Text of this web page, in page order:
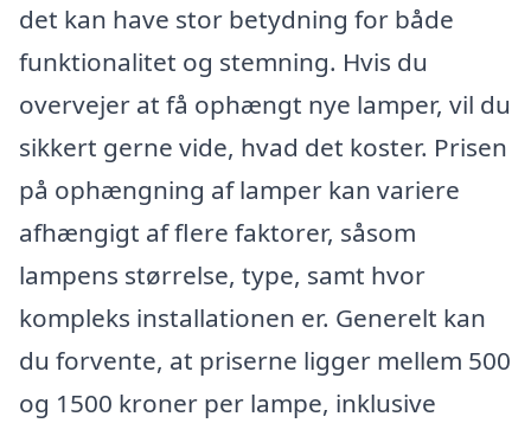
det kan have stor betydning for både
funktionalitet og stemning. Hvis du
overvejer at få ophængt nye lamper, vil du
sikkert gerne vide, hvad det koster. Prisen
på ophængning af lamper kan variere
afhængigt af flere faktorer, såsom
lampens størrelse, type, samt hvor
kompleks installationen er. Generelt kan
du forvente, at priserne ligger mellem 500
og 1500 kroner per lampe, inklusive